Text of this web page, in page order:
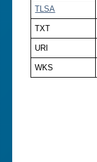
TLSA
TXT
URI
WKS